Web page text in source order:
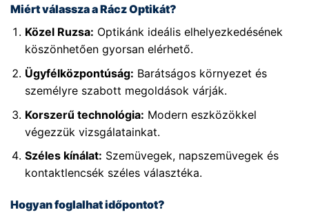
Miért válassza a Rácz Optikát?
Közel Ruzsa: Optikánk ideális elhelyezkedésének
köszönhetően gyorsan elérhető.
Ügyfélközpontúság: Barátságos környezet és
személyre szabott megoldások várják.
Korszerű technológia: Modern eszközökkel
végezzük vizsgálatainkat.
Széles kínálat: Szemüvegek, napszemüvegek és
kontaktlencsék széles választéka.
Hogyan foglalhat időpontot?